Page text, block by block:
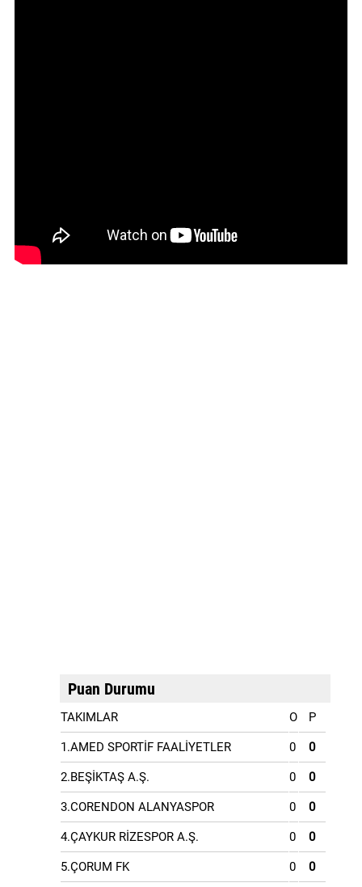
Puan Durumu
TAKIMLAR O P
1.AMED SPORTİF FAALİYETLER 0 0
2.BEŞİKTAŞ A.Ş. 0 0
3.CORENDON ALANYASPOR 0 0
4.ÇAYKUR RİZESPOR A.Ş. 0 0
5.ÇORUM FK 0 0